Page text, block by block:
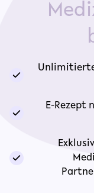
E-Rezept